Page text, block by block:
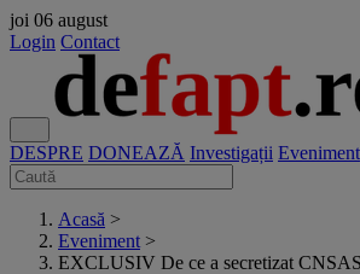
joi 06 august
Login Contact
DESPRE DONEAZĂ Investigații Eveniment
Acasă >
Eveniment >
EXCLUSIV De ce a secretizat